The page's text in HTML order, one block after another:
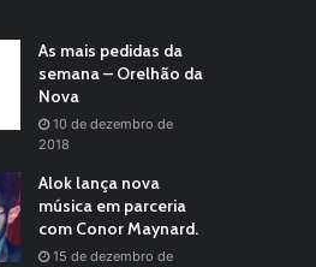
As mais pedidas da
semana – Orelhão da
Nova
10 de dezembro de
2018
Alok lança nova
música em parceria
com Conor Maynard.
15 de dezembro de